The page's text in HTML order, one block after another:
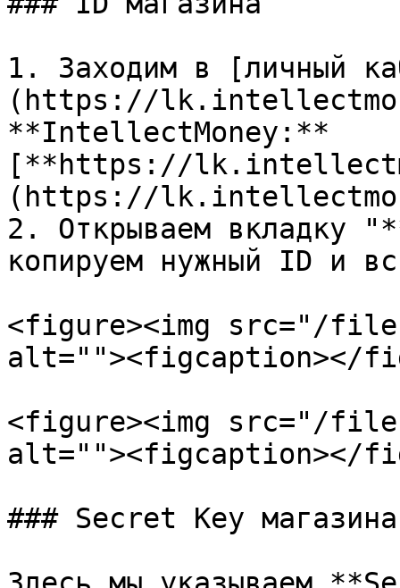
1. Заходим в [личный
(https://
**IntellectMoney:**
[**https://
(https://
2. Открываем вкладку
копируем нужный ID и
<figure><img src="/files/
alt=""><figcaption></
<figure><img src="/files/
alt=""><figcaption></
### Secret Key магазина